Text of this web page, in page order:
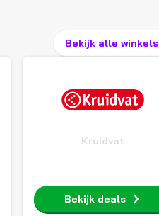
Bekijk alle winkels
Kruidvat
Bekijk deals